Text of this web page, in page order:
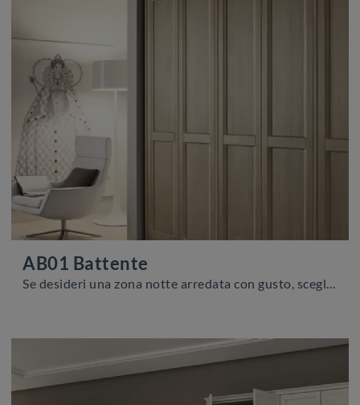
AB01 Battente
Se desideri una zona notte arredata con gusto, scegli l'armadio AB01 Battente con ante battenti di Scandola!